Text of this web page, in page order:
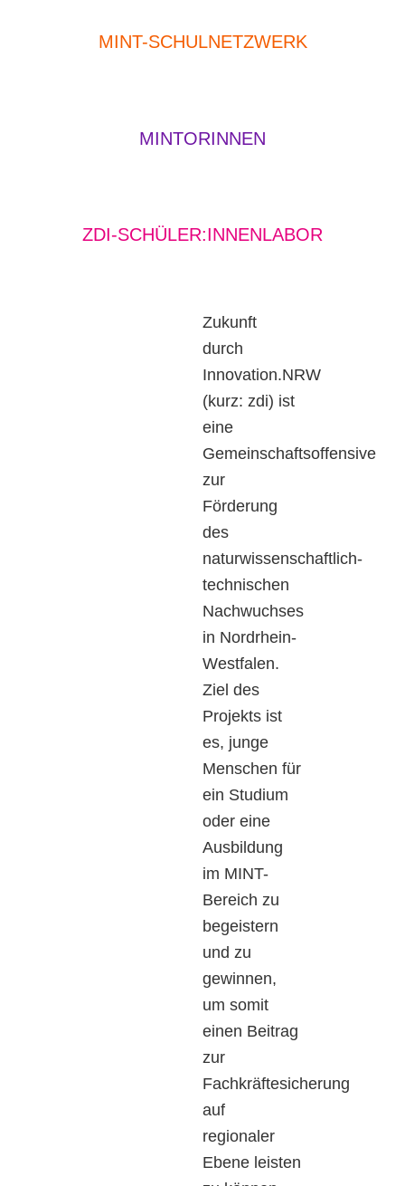
MINT-SCHULNETZWERK
MINTORINNEN
ZDI-SCHÜLER:INNENLABOR
Zukunft
durch
Innovation.NRW
(kurz: zdi) ist
eine
Gemeinschaftsoffensive
zur
Förderung
des
naturwissenschaftlich-
technischen
Nachwuchses
in Nordrhein-
Westfalen.
Ziel des
Projekts ist
es, junge
Menschen für
ein Studium
oder eine
Ausbildung
im MINT-
Bereich zu
begeistern
und zu
gewinnen,
um somit
einen Beitrag
zur
Fachkräftesicherung
auf
regionaler
Ebene leisten